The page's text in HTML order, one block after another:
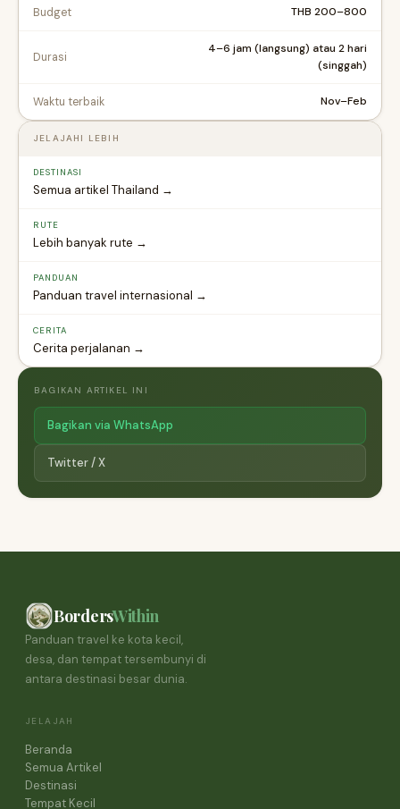
Budget THB 200–800
Durasi
4–6 jam (langsung) atau 2 hari
(singgah)
Waktu terbaik Nov–Feb
JELAJAHI LEBIH
DESTINASI
Semua artikel Thailand →
RUTE
Lebih banyak rute →
PANDUAN
Panduan travel internasional →
CERITA
Cerita perjalanan →
BAGIKAN ARTIKEL INI
Bagikan via WhatsApp
Twitter / X
BordersWithin
Panduan travel ke kota kecil,
desa, dan tempat tersembunyi di
antara destinasi besar dunia.
JELAJAH
Beranda
Semua Artikel
Destinasi
Tempat Kecil